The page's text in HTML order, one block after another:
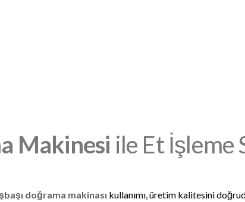
Makinesi ile Et İşleme
doğrama makinası kullanımı, üretim kalitesini